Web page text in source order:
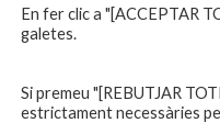
En fer clic a "[ACCEPTAR
galetes.
Si premeu "[REBUTJAR
estrictament necessàries